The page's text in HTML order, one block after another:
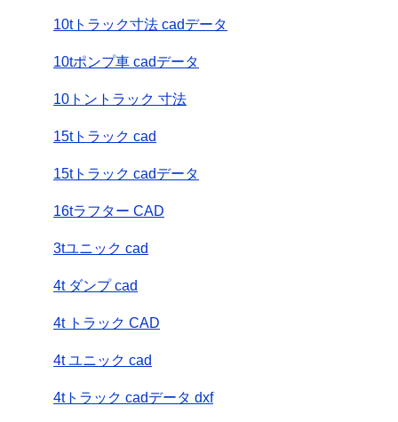
10tトラック寸法 cadデータ
10tポンプ車 cadデータ
10トントラック 寸法
15tトラック cad
15tトラック cadデータ
16tラフター CAD
3tユニック cad
4t ダンプ cad
4t トラック CAD
4t ユニック cad
4tトラック cadデータ dxf